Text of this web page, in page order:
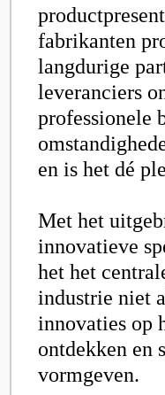
fabrikanten
langdurige
leveranciers
professionele
en is het dé
Met het
innovatieve
het het
industrie niet
innovaties op
ontdekken en
vormgeven.